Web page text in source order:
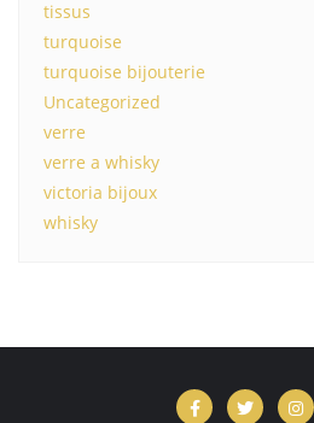
tissus
turquoise
turquoise bijouterie
Uncategorized
verre
verre a whisky
victoria bijoux
whisky